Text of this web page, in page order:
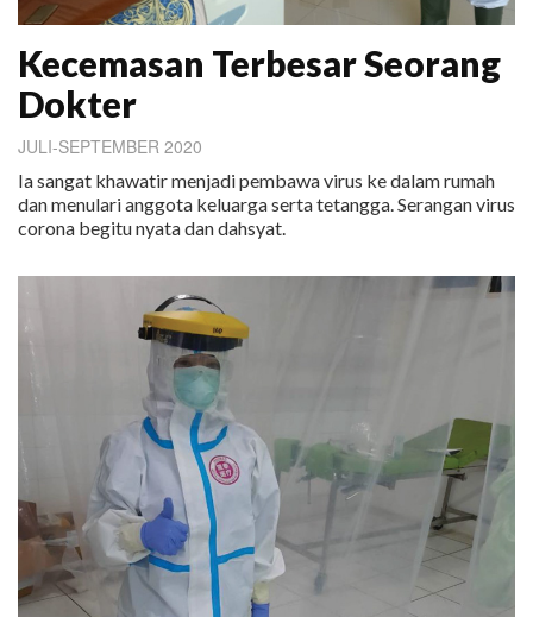
Kecemasan Terbesar Seorang
Dokter
JULI-SEPTEMBER 2020
Ia sangat khawatir menjadi pembawa virus ke dalam rumah
dan menulari anggota keluarga serta tetangga. Serangan virus
corona begitu nyata dan dahsyat.